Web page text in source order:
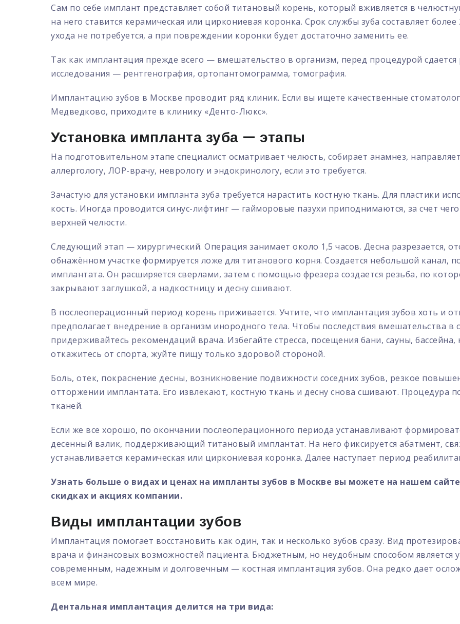
Сам по себе имплант представляет собой титановый корень, который вживляется в
на него ставится керамическая или циркониевая коронка. Срок службы зуба составляет
ухода не потребуется, а при повреждении коронки будет достаточно заменить ее.
Так как имплантация прежде всего — вмешательство в организм, перед процедурой
исследования — рентгенография, ортопантомограмма, томография.
Имплантацию зубов в Москве проводит ряд клиник. Если вы ищете качественные
Медведково, приходите в клинику «Денто-Люкс».
Установка импланта зуба — этапы
На подготовительном этапе специалист осматривает челюсть, собирает анамнез,
аллергологу, ЛОР-врачу, неврологу и эндокринологу, если это требуется.
Зачастую для установки импланта зуба требуется нарастить костную ткань. Для пластики
кость. Иногда проводится синус-лифтинг — гайморовые пазухи приподнимаются, за счет
верхней челюсти.
Следующий этап — хирургический. Операция занимает около 1,5 часов. Десна разрезается,
обнажённом участке формируется ложе для титанового корня. Создается небольшой канал,
имплантата. Он расширяется сверлами, затем с помощью фрезера создается резьба, по
закрывают заглушкой, а надкостницу и десну сшивают.
В послеоперационный период корень приживается. Учтите, что имплантация зубов хоть и
предполагает внедрение в организм инородного тела. Чтобы последствия вмешательства
придерживайтесь рекомендаций врача. Избегайте стресса, посещения бани, сауны,
откажитесь от спорта, жуйте пищу только здоровой стороной.
Боль, отек, покраснение десны, возникновение подвижности соседних зубов, резкое
отторжении имплантата. Его извлекают, костную ткань и десну снова сшивают. Процедура
тканей.
Если же все хорошо, по окончании послеоперационного периода устанавливают
десенный валик, поддерживающий титановый имплантат. На него фиксируется абатмент,
устанавливается керамическая или циркониевая коронка. Далее наступает период
Узнать больше о видах и ценах на импланты зубов в Москве вы можете на нашем
скидках и акциях компании.
Виды имплантации зубов
Имплантация помогает восстановить как один, так и несколько зубов сразу. Вид
врача и финансовых возможностей пациента. Бюджетным, но неудобным способом является
современным, надежным и долговечным — костная имплантация зубов. Она редко дает
всем мире.
Дентальная имплантация делится на три вида: